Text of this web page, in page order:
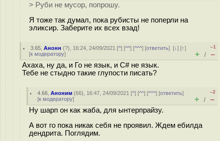
> Руби не мусор, попрошу.
Я тоже так думал, пока рубисты не поперли на
эликсир. Заберите их всех взад!
3.65 ,Анонн (?), 16:24, 24/09/2021 [^] [^^] [^^^] [ответить][↓] [↑]
[к модератору]
–1
+ / –
Ахаха, ну да, и Го не язык, и С# не язык.
Тебе не стыдно такие глупости писать?
4.66 ,Аноним (66), 16:47, 24/09/2021 [^] [^^] [^^^] [ответить]
[к модератору]
–2
+ / –
Ну шарп он как жаба, для ынтерпрайзу.
А вот го пока никак себя не проявил. Ждем ебилда
дендрита. Поглядим.